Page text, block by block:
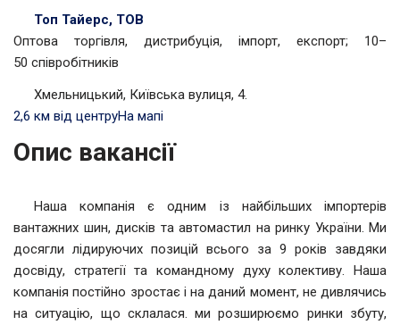
Топ Тайерс, ТОВ
Оптова торгівля, дистрибуція, імпорт, експорт; 10–
50 співробітників
Хмельницький, Київська вулиця, 4.
2,6 км від центруНа мапі
Опис вакансії
Наша компанія є одним із найбільших імпортерів
вантажних шин, дисків та автомастил на ринку України. Ми
досягли лідируючих позицій всього за 9 років завдяки
досвіду, стратегії та командному духу колективу. Наша
компанія постійно зростає і на даний момент, не дивлячись
на ситуацію, що склалася. ми розширюємо ринки збуту,